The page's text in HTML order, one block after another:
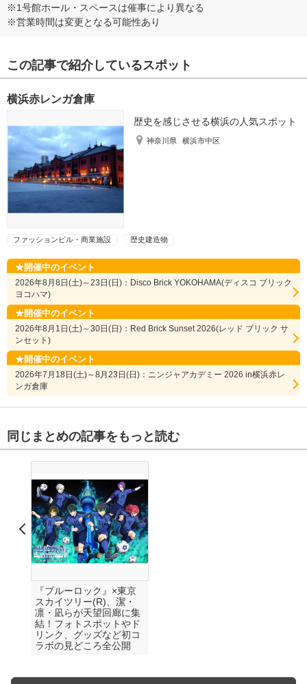
※1号館ホール・スペースは催事により異なる
※営業時間は変更となる可能性あり
この記事で紹介しているスポット
横浜赤レンガ倉庫
歴史を感じさせる横浜の人気スポット
神奈川県 横浜市中区
ファッションビル・商業施設 歴史建造物
開催中のイベント
2026年8月8日(土)～23日(日)：Disco Brick YOKOHAMA(ディスコ ブリック
ヨコハマ)
開催中のイベント
2026年8月1日(土)～30日(日)：Red Brick Sunset 2026(レッド ブリック サ
ンセット)
開催中のイベント
2026年7月18日(土)～8月23日(日)：ニンジャアカデミー 2026 in横浜赤レ
ンガ倉庫
同じまとめの記事をもっと読む
『ブルーロック』×東京
スカイツリー(R)、潔・
凛・凪らが天望回廊に集
結！フォトスポットやド
リンク、グッズなど初コ
ラボの見どころ全公開